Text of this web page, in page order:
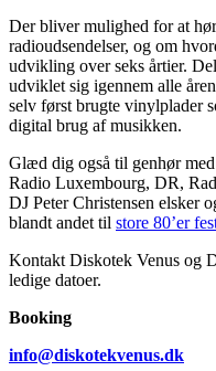
Der bliver mulighed for at
radioudsendelser, og om
udvikling over seks årtier.
udviklet sig igennem alle
selv først brugte vinylplader
digital brug af musikken.
Glæd dig også til genhør
Radio Luxembourg, DR,
DJ Peter Christensen elsker
blandt andet til store 80’er
Kontakt Diskotek Venus og
ledige datoer.
Booking
info@diskotekvenus.dk